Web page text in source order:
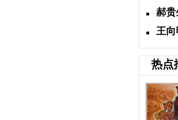
郝贵
王向
热点